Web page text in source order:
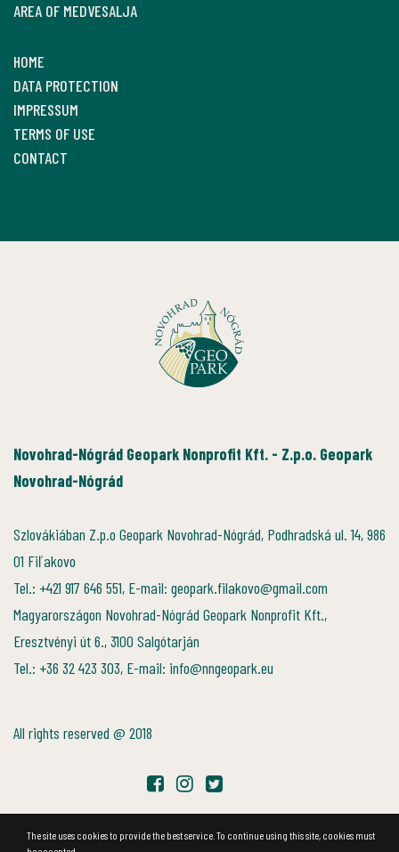
AREA OF MEDVESALJA
HOME
DATA PROTECTION
IMPRESSUM
TERMS OF USE
CONTACT
Novohrad-Nógrád Geopark Nonprofit Kft. - Z.p.o. Geopark
Novohrad-Nógrád
Szlovákiában Z.p.o Geopark Novohrad-Nógrád, Podhradská ul. 14, 986
01 Fiľakovo
Tel.: +421 917 646 551, E-mail: geopark.filakovo@gmail.com
Magyarországon Novohrad-Nógrád Geopark Nonprofit Kft.,
Eresztvényi út 6., 3100 Salgótarján
Tel.: +36 32 423 303, E-mail: info@nngeopark.eu
All rights reserved @ 2018
The site uses cookies to provide the best service. To continue using this site, cookies must